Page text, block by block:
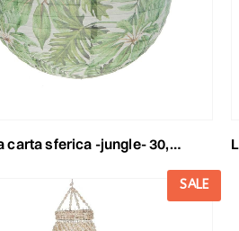
sferica -jungle- 30,5 cm verde
SALE